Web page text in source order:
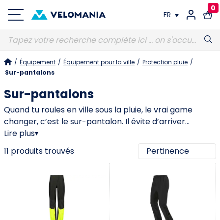
FR
FR
DE
0
/ Équipement / Équipement pour la ville / Protection pluie /
Sur-pantalons
Sur-pantalons
Quand tu roules en ville sous la pluie, le vrai game
changer, c’est le sur-pantalon. Il évite d’arriver
trempé, de refroidir dès les premières minutes, et
surtout de passer la journée avec un pantalon humide.
Un bon sur-pantalon pluie pour le vélo doit cocher
trois cases : il protège vraiment de l’eau et du vent, il
s’enfile rapidement par-dessus ta tenue (même avec
des chaussures), et il reste confortable quand tu
pédales. La coupe est donc clé : suffisamment
d’aisance aux genoux et aux hanches pour ne pas tirer
Lire plus▾
11 produits trouvés